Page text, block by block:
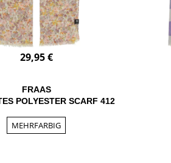
29,95 €
FRAAS
POLYESTER SCARF 412
MEHRFARBIG